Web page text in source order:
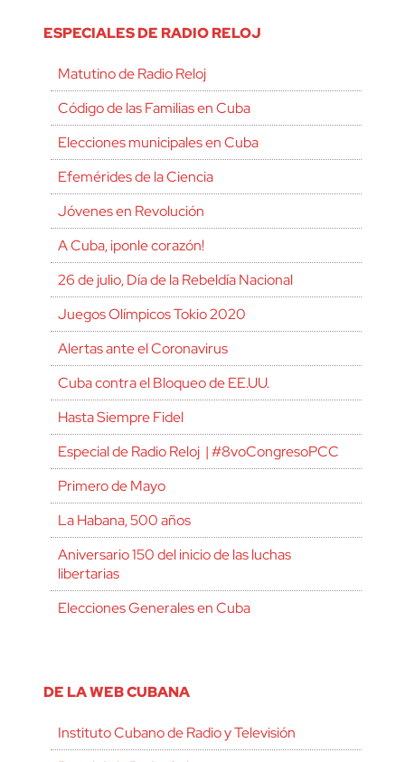
ESPECIALES DE RADIO RELOJ
Matutino de Radio Reloj
Código de las Familias en Cuba
Elecciones municipales en Cuba
Efemérides de la Ciencia
Jóvenes en Revolución
A Cuba, ¡ponle corazón!
26 de julio, Día de la Rebeldía Nacional
Juegos Olímpicos Tokio 2020
Alertas ante el Coronavirus
Cuba contra el Bloqueo de EE.UU.
Hasta Siempre Fidel
Especial de Radio Reloj | #8voCongresoPCC
Primero de Mayo
La Habana, 500 años
Aniversario 150 del inicio de las luchas
libertarias
Elecciones Generales en Cuba
DE LA WEB CUBANA
Instituto Cubano de Radio y Televisión